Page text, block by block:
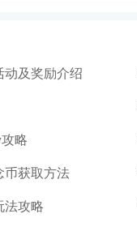
动及奖励介绍
略
币获取方法
法攻略